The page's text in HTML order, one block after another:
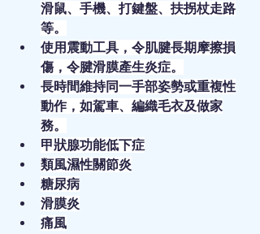
滑鼠、手機、打鍵盤、扶拐杖走路
等。
使用震動工具，令肌腱長期摩擦損
傷，令腱滑膜產生炎症。
長時間維持同一手部姿勢或重複性
動作，如駕車、編織毛衣及做家
務。
甲狀腺功能低下症
類風濕性關節炎
糖尿病
滑膜炎
痛風